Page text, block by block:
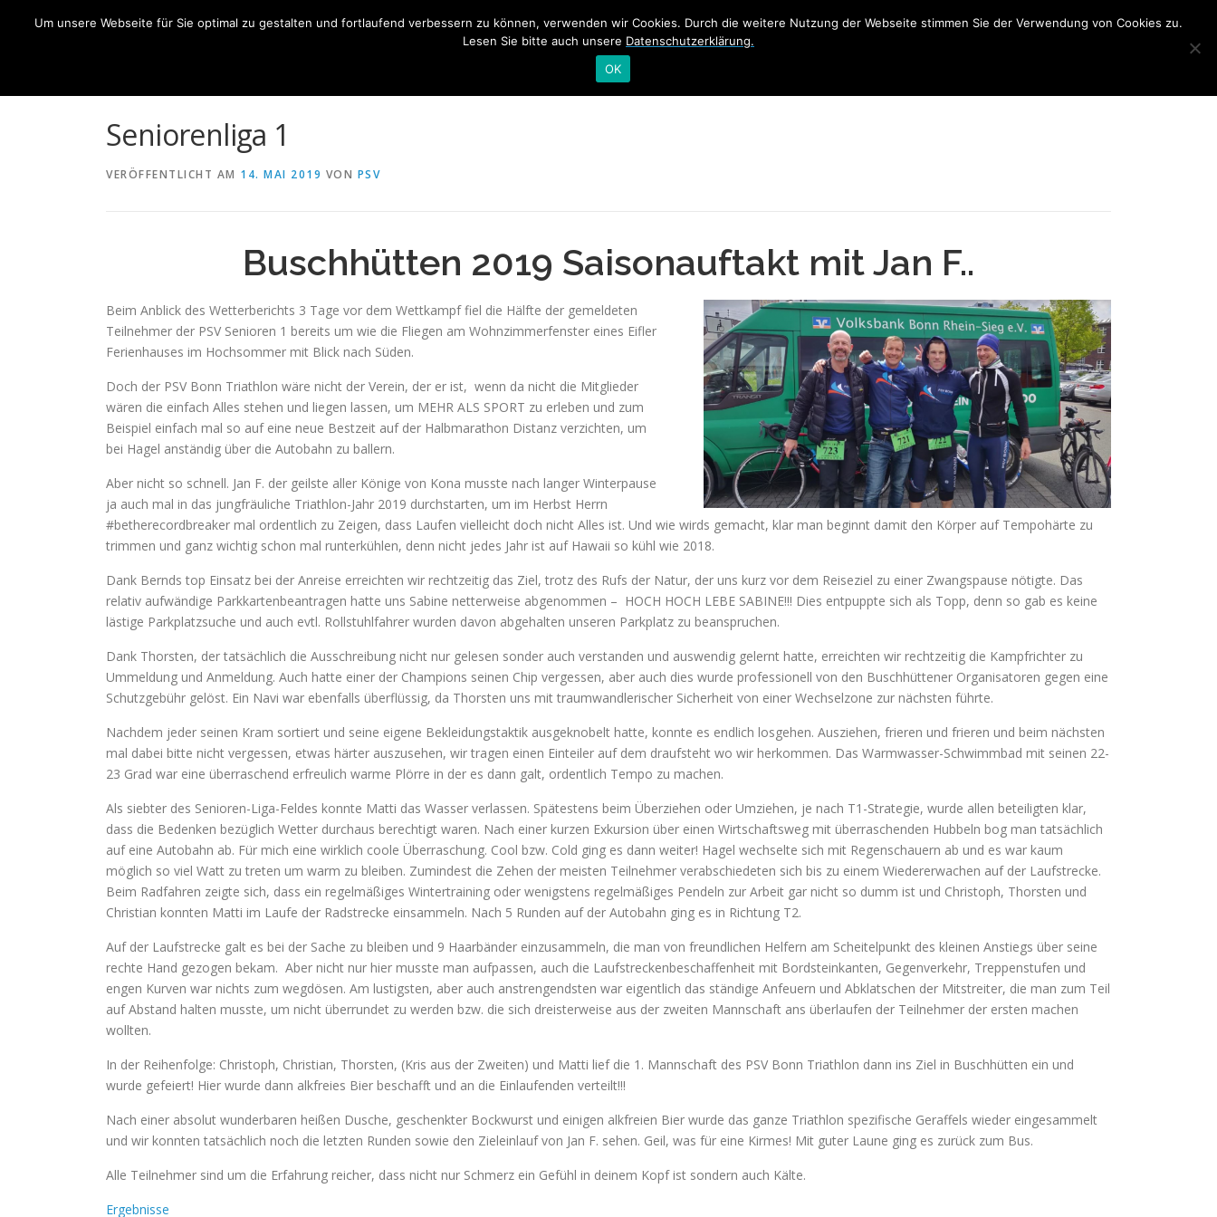
TRAINING NEWS SWIM&TALK RHEINSCHWIMMEN INTERNER BEREICH
Seniorenliga 1
VERÖFFENTLICHT AM 14. MAI 2019 VON PSV
Buschhütten 2019 Saisonauftakt mit Jan F..
Beim Anblick des Wetterberichts 3 Tage vor dem Wettkampf fiel die Hälfte der gemeldeten
Teilnehmer der PSV Senioren 1 bereits um wie die Fliegen am Wohnzimmerfenster eines Eifler
Ferienhauses im Hochsommer mit Blick nach Süden.
Doch der PSV Bonn Triathlon wäre nicht der Verein, der er ist, wenn da nicht die Mitglieder
wären die einfach Alles stehen und liegen lassen, um MEHR ALS SPORT zu erleben und zum
Beispiel einfach mal so auf eine neue Bestzeit auf der Halbmarathon Distanz verzichten, um
bei Hagel anständig über die Autobahn zu ballern.
Aber nicht so schnell. Jan F. der geilste aller Könige von Kona musste nach langer Winterpause
ja auch mal in das jungfräuliche Triathlon-Jahr 2019 durchstarten, um im Herbst Herrn
#betherecordbreaker mal ordentlich zu Zeigen, dass Laufen vielleicht doch nicht Alles ist. Und wie wirds gemacht, klar man beginnt damit den Körper auf Tempohärte zu
trimmen und ganz wichtig schon mal runterkühlen, denn nicht jedes Jahr ist auf Hawaii so kühl wie 2018.
Dank Bernds top Einsatz bei der Anreise erreichten wir rechtzeitig das Ziel, trotz des Rufs der Natur, der uns kurz vor dem Reiseziel zu einer Zwangspause nötigte. Das
relativ aufwändige Parkkartenbeantragen hatte uns Sabine netterweise abgenommen – HOCH HOCH LEBE SABINE!!! Dies entpuppte sich als Topp, denn so gab es keine
lästige Parkplatzsuche und auch evtl. Rollstuhlfahrer wurden davon abgehalten unseren Parkplatz zu beanspruchen.
Dank Thorsten, der tatsächlich die Ausschreibung nicht nur gelesen sonder auch verstanden und auswendig gelernt hatte, erreichten wir rechtzeitig die Kampfrichter zu
Ummeldung und Anmeldung. Auch hatte einer der Champions seinen Chip vergessen, aber auch dies wurde professionell von den Buschhüttener Organisatoren gegen eine
Schutzgebühr gelöst. Ein Navi war ebenfalls überflüssig, da Thorsten uns mit traumwandlerischer Sicherheit von einer Wechselzone zur nächsten führte.
Nachdem jeder seinen Kram sortiert und seine eigene Bekleidungstaktik ausgeknobelt hatte, konnte es endlich losgehen. Ausziehen, frieren und frieren und beim nächsten
mal dabei bitte nicht vergessen, etwas härter auszusehen, wir tragen einen Einteiler auf dem draufsteht wo wir herkommen. Das Warmwasser-Schwimmbad mit seinen 22-
23 Grad war eine überraschend erfreulich warme Plörre in der es dann galt, ordentlich Tempo zu machen.
Als siebter des Senioren-Liga-Feldes konnte Matti das Wasser verlassen. Spätestens beim Überziehen oder Umziehen, je nach T1-Strategie, wurde allen beteiligten klar,
dass die Bedenken bezüglich Wetter durchaus berechtigt waren. Nach einer kurzen Exkursion über einen Wirtschaftsweg mit überraschenden Hubbeln bog man tatsächlich
auf eine Autobahn ab. Für mich eine wirklich coole Überraschung. Cool bzw. Cold ging es dann weiter! Hagel wechselte sich mit Regenschauern ab und es war kaum
möglich so viel Watt zu treten um warm zu bleiben. Zumindest die Zehen der meisten Teilnehmer verabschiedeten sich bis zu einem Wiedererwachen auf der Laufstrecke.
Beim Radfahren zeigte sich, dass ein regelmäßiges Wintertraining oder wenigstens regelmäßiges Pendeln zur Arbeit gar nicht so dumm ist und Christoph, Thorsten und
Christian konnten Matti im Laufe der Radstrecke einsammeln. Nach 5 Runden auf der Autobahn ging es in Richtung T2.
Auf der Laufstrecke galt es bei der Sache zu bleiben und 9 Haarbänder einzusammeln, die man von freundlichen Helfern am Scheitelpunkt des kleinen Anstiegs über seine
rechte Hand gezogen bekam. Aber nicht nur hier musste man aufpassen, auch die Laufstreckenbeschaffenheit mit Bordsteinkanten, Gegenverkehr, Treppenstufen und
engen Kurven war nichts zum wegdösen. Am lustigsten, aber auch anstrengendsten war eigentlich das ständige Anfeuern und Abklatschen der Mitstreiter, die man zum Teil
auf Abstand halten musste, um nicht überrundet zu werden bzw. die sich dreisterweise aus der zweiten Mannschaft ans überlaufen der Teilnehmer der ersten machen
wollten.
In der Reihenfolge: Christoph, Christian, Thorsten, (Kris aus der Zweiten) und Matti lief die 1. Mannschaft des PSV Bonn Triathlon dann ins Ziel in Buschhütten ein und
wurde gefeiert! Hier wurde dann alkfreies Bier beschafft und an die Einlaufenden verteilt!!!
Nach einer absolut wunderbaren heißen Dusche, geschenkter Bockwurst und einigen alkfreien Bier wurde das ganze Triathlon spezifische Geraffels wieder eingesammelt
und wir konnten tatsächlich noch die letzten Runden sowie den Zieleinlauf von Jan F. sehen. Geil, was für eine Kirmes! Mit guter Laune ging es zurück zum Bus.
Alle Teilnehmer sind um die Erfahrung reicher, dass nicht nur Schmerz ein Gefühl in deinem Kopf ist sondern auch Kälte.
Ergebnisse
Um unsere Webseite für Sie optimal zu gestalten und fortlaufend verbessern zu können, verwenden wir Cookies. Durch die weitere Nutzung der Webseite stimmen Sie der Verwendung von Cookies zu.
Lesen Sie bitte auch unsere Datenschutzerklärung.
OK